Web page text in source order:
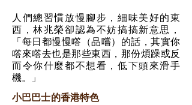
人們總習慣放慢腳步，細味美好的東
西，林兆榮卻認為不妨搞搞新意思，
「每日都慢慢㗳（品嚐）的話，其實你
㗳來㗳去也是那些東西，那份煩躁或反
而令你什麼都不想看，低下頭來滑手
機。」
小巴巴士的香港特色